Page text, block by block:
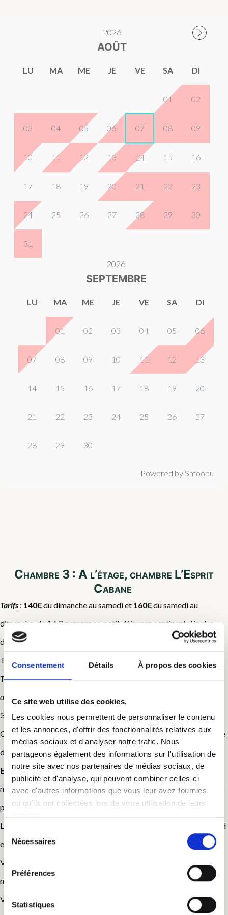
Consentement Détails À propos des cookies
Ce site web utilise des cookies.
Les cookies nous permettent de personnaliser le contenu
et les annonces, d'offrir des fonctionnalités relatives aux
médias sociaux et d'analyser notre trafic. Nous
partageons également des informations sur l'utilisation de
notre site avec nos partenaires de médias sociaux, de
publicité et d'analyse, qui peuvent combiner celles-ci
avec d'autres informations que vous leur avez fournies
ou qu'ils ont collectées lors de votre utilisation de leurs
Sélection
du Nécessaires
Préférences
Statistiques
2026
AOÛT
LU MA ME JE VE SA DI
01 02
03 04 05 06 07 08 09
10 11 12 13 14 15 16
17 18 19 20 21 22 23
24 25 26 27 28 29 30
31
2026
SEPTEMBRE
LU MA ME JE VE SA DI
01 02 03 04 05 06
07 08 09 10 11 12 13
14 15 16 17 18 19 20
21 22 23 24 25 26 27
28 29 30
Powered by Smoobu
Chambre 3 : A l’étage, chambre L’Esprit
Cabane
Tarifs : 140€du dimanche au samedi et 160€du samedi au
dimanche, de 1 à 2 personnes, petit déjeuner continental inclus
dans le tarif. 20€/ personnes supplémentaire.
Taxe de séjour en supplément (0,80€/ nuit/pers en 2026)
Tarif préférentiel au delà de 4 nuits, nous contacter pour le tarif
appliqué.
30m2 / lit 160X200 / 2 lits de 90X190 /de 2 à 5 personnes
Cette chambre peut accueillir de 2 à 5 personnes, d’une superficie
de 30m2 au total.
Entièrement repensée dans un esprit cabane, enduit à la chaux
naturelle, parquet flottant bois, faïence salle de bains en travertin
pour un effet thermal.
La cabane à l’étage est entièrement faite de bois du sol au plafond
en passant par les lits !
Vous pourrez également profiter du filet d’habitation pour un
moment de détente bien mérité.
Vue sur la forêt, au calme, au petit matin vous pourrez entendre le